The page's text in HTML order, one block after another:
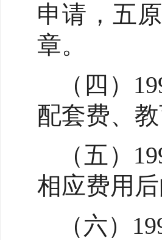
申请，五
章。
（四）
配套费、
（五）
相应费用
（六）